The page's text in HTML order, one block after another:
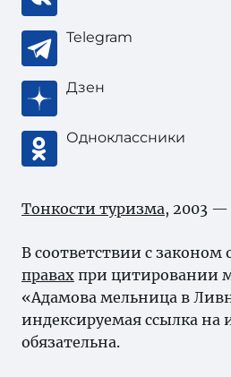
Telegram
Дзен
Одноклассники
Тонкости туризма, 2003 —
В соответствии с законом
правах при цитировании
«Адамова мельница в
индексируемая ссылка на
обязательна.